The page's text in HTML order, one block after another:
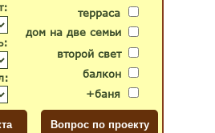
второй свет
дом на две семьи
терраса
балкон
+баня